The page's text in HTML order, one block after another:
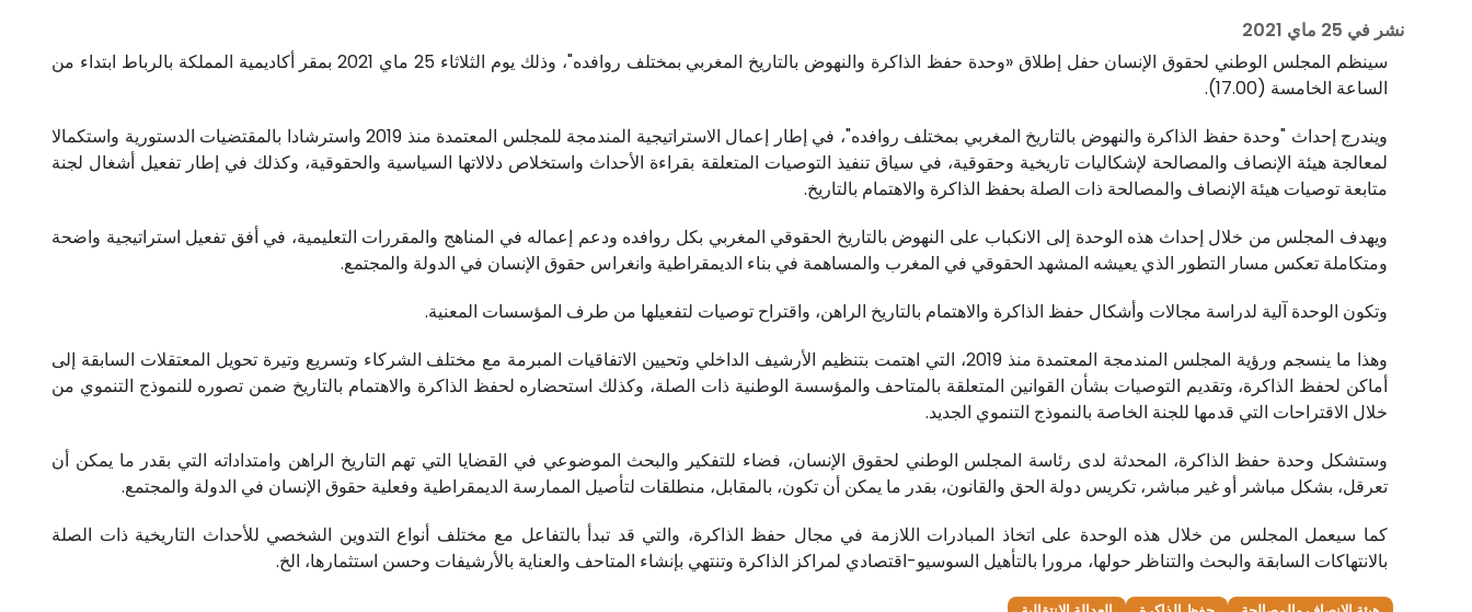
نشر في 25 ماي 2021
سينظم المجلس الوطني لحقوق الإنسان حفل إطلاق «وحدة حفظ الذاكرة والنهوض بالتاريخ المغربي بمختلف روافده"، وذلك يوم الثلاثاء 25 ماي 2021 بمقر أكاديمية المملكة بالرباط ابتداء من
الساعة الخامسة (17.00).
ويندرج إحداث "وحدة حفظ الذاكرة والنهوض بالتاريخ المغربي بمختلف روافده"، في إطار إعمال الاستراتيجية المندمجة للمجلس المعتمدة منذ 2019 واسترشادا بالمقتضيات الدستورية واستكمالا
لمعالجة هيئة الإنصاف والمصالحة لإشكاليات تاريخية وحقوقية، في سياق تنفيذ التوصيات المتعلقة بقراءة الأحداث واستخلاص دلالاتها السياسية والحقوقية، وكذلك في إطار تفعيل أشغال لجنة
متابعة توصيات هيئة الإنصاف والمصالحة ذات الصلة بحفظ الذاكرة والاهتمام بالتاريخ.
ويهدف المجلس من خلال إحداث هذه الوحدة إلى الانكباب على النهوض بالتاريخ الحقوقي المغربي بكل روافده ودعم إعماله في المناهج والمقررات التعليمية، في أفق تفعيل استراتيجية واضحة
ومتكاملة تعكس مسار التطور الذي يعيشه المشهد الحقوقي في المغرب والمساهمة في بناء الديمقراطية وانغراس حقوق الإنسان في الدولة والمجتمع.
وتكون الوحدة آلية لدراسة مجالات وأشكال حفظ الذاكرة والاهتمام بالتاريخ الراهن، واقتراح توصيات لتفعيلها من طرف المؤسسات المعنية.
وهذا ما ينسجم ورؤية المجلس المندمجة المعتمدة منذ 2019، التي اهتمت بتنظيم الأرشيف الداخلي وتحيين الاتفاقيات المبرمة مع مختلف الشركاء وتسريع وتيرة تحويل المعتقلات السابقة إلى
أماكن لحفظ الذاكرة، وتقديم التوصيات بشأن القوانين المتعلقة بالمتاحف والمؤسسة الوطنية ذات الصلة، وكذلك استحضاره لحفظ الذاكرة والاهتمام بالتاريخ ضمن تصوره للنموذج التنموي من
خلال الاقتراحات التي قدمها للجنة الخاصة بالنموذج التنموي الجديد.
وستشكل وحدة حفظ الذاكرة، المحدثة لدى رئاسة المجلس الوطني لحقوق الإنسان، فضاء للتفكير والبحث الموضوعي في القضايا التي تهم التاريخ الراهن وامتداداته التي بقدر ما يمكن أن
تعرقل، بشكل مباشر أو غير مباشر، تكريس دولة الحق والقانون، بقدر ما يمكن أن تكون، بالمقابل، منطلقات لتأصيل الممارسة الديمقراطية وفعلية حقوق الإنسان في الدولة والمجتمع.
كما سيعمل المجلس من خلال هذه الوحدة على اتخاذ المبادرات اللازمة في مجال حفظ الذاكرة، والتي قد تبدأ بالتفاعل مع مختلف أنواع التدوين الشخصي للأحداث التاريخية ذات الصلة
بالانتهاكات السابقة والبحث والتناظر حولها، مرورا بالتأهيل السوسيو-اقتصادي لمراكز الذاكرة وتنتهي بإنشاء المتاحف والعناية بالأرشيفات وحسن استثمارها، الخ.